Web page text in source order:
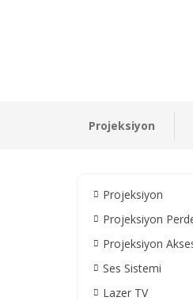
Projeksiyon
Projeksiyon
Projeksiyon
Projeksiyon
Ses Sistemi
Lazer TV